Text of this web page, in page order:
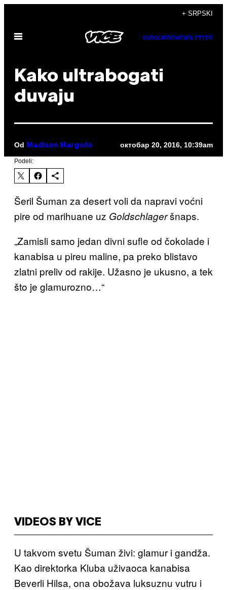
садржај
+ SRPSKI
Otvori
SUBSCRIBENEWSLETTER
​Kako ultrabogati
duvaju
Od Madison Margolin октобар 20, 2016, 10:39am
Podeli:
Šeril Šuman za desert voli da napravi voćni
pire od marihuane uz Goldschlageršnaps.
„Zamisli samo jedan divni sufle od čokolade i
kanabisa u pireu maline, pa preko blistavo
zlatni preliv od rakije. Užasno je ukusno, a tek
što je glamurozno…“
VIDEOS BY VICE
U takvom svetu Šuman živi: glamur i gandža.
Kao direktorka Kluba uživaoca kanabisa
Beverli Hilsa, ona obožava luksuznu vutru i